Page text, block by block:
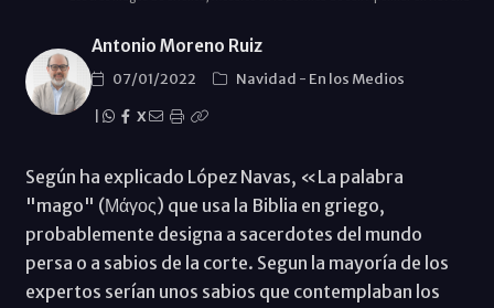
Antonio Moreno Ruiz
07/01/2022 Navidad - En los Medios
X
Según ha explicado López Navas, «La palabra
"mago" (Μάγος) que usa la Biblia en griego,
probablemente designa a sacerdotes del mundo
persa o a sabios de la corte. Segun la mayoría de los
expertos serían unos sabios que contemplaban los